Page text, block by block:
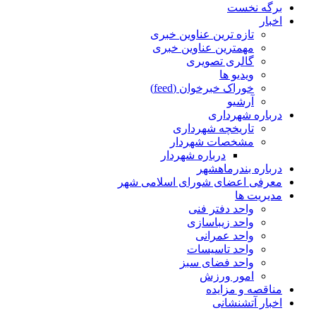
برگه نخست
اخبار
تازه ترین عناوین خبری
مهمترین عناوین خبری
گالری تصویری
ویدیو ها
خوراک خبرخوان (feed)
آرشیو
درباره شهرداری
تاریخچه شهرداری
مشخصات شهردار
درباره شهردار
درباره بندرماهشهر
معرفی اعضای شورای اسلامی شهر
مدیریت ها
واحد دفتر فنی
واحد زیباسازی
واحد عمرانی
واحد تاسیسات
واحد فضای سبز
امور ورزش
مناقصه و مزایده
اخبار آتشنشانی